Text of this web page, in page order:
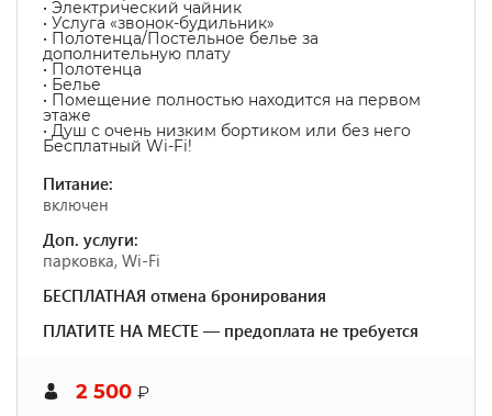
• Электрический чайник
• Услуга «звонок-будильник»
• Полотенца/Постельное белье за
дополнительную плату
• Полотенца
• Белье
• Помещение полностью находится на первом
этаже
• Душ с очень низким бортиком или без него
Бесплатный Wi-Fi!
Питание:
включен
Доп. услуги:
парковка, Wi-Fi
БЕСПЛАТНАЯ отмена бронирования
ПЛАТИТЕ НА МЕСТЕ — предоплата не требуется
2 500 ₽